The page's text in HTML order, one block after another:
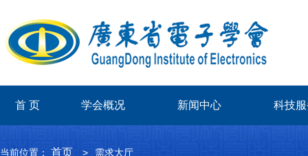
首 页 学会概况 新闻中心 科技
当前位置： 首页 > 需求大厅